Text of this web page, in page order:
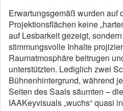
Erwartungsgemäß wurden auf
Projektionsflächen keine
auf Lesbarkeit gezeigt,
stimmungsvolle Inhalte
Raumatmosphäre beitrugen
unterstützten. Lediglich zwei
Bühnenhintergrund, während
Seiten des Saals säumten –
IAAKeyvisuals „wuchs“ quasi